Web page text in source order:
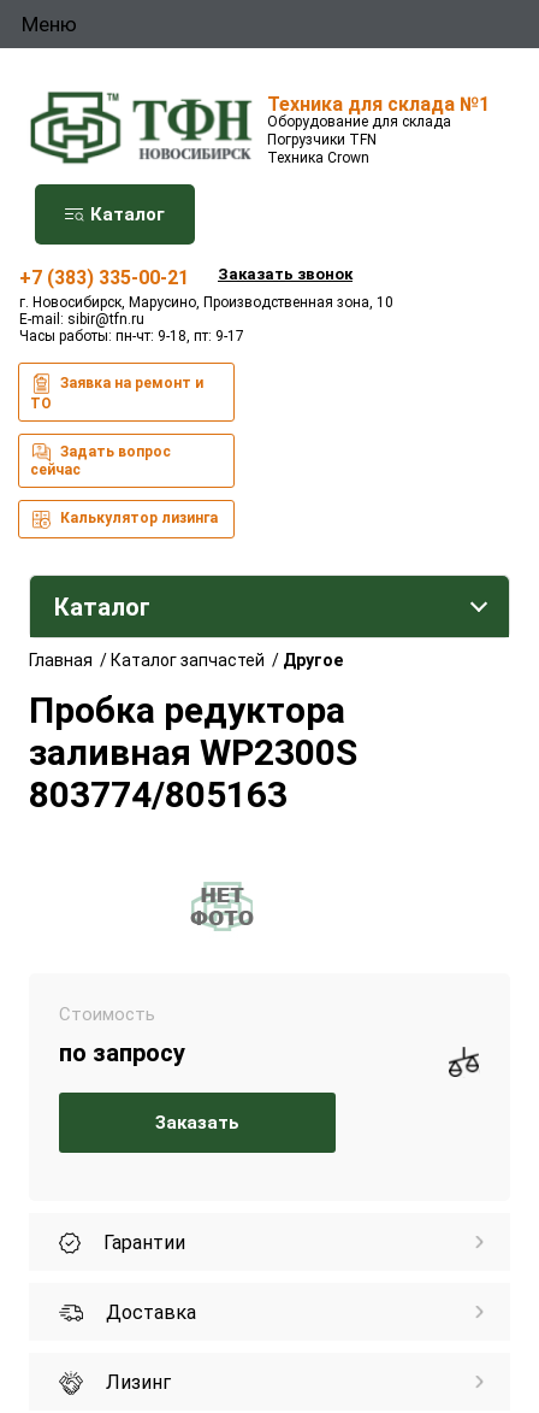
Меню
Техника для склада №1
Оборудование для склада
Погрузчики TFN
Техника Crown
Каталог
+7 (383) 335-00-21 Заказать звонок
г. Новосибирск, Марусино, Производственная зона, 10
E-mail: sibir@tfn.ru
Часы работы: пн-чт: 9-18, пт: 9-17
Заявка на ремонт и
ТО
Задать вопрос
сейчас
Калькулятор лизинга
Каталог
Главная /Каталог запчастей / Другое
Пробка редуктора
заливная WP2300S
803774/805163
Стоимость
по запросу
Заказать
Гарантии
Доставка
Лизинг